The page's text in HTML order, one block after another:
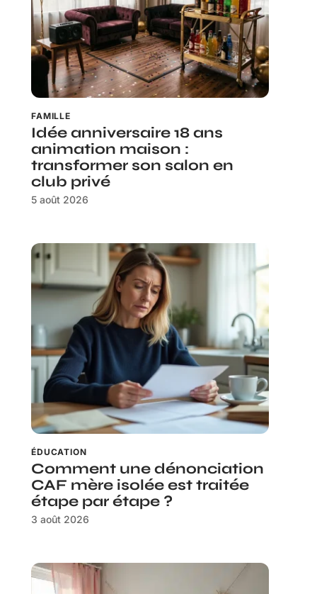
FAMILLE
Idée anniversaire 18 ans
animation maison :
transformer son salon en
club privé
5 août 2026
ÉDUCATION
Comment une dénonciation
CAF mère isolée est traitée
étape par étape ?
3 août 2026